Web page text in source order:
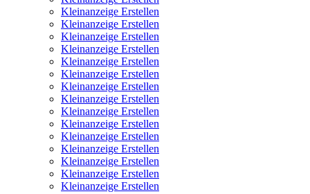
Kleinanzeige Erstellen
Kleinanzeige Erstellen
Kleinanzeige Erstellen
Kleinanzeige Erstellen
Kleinanzeige Erstellen
Kleinanzeige Erstellen
Kleinanzeige Erstellen
Kleinanzeige Erstellen
Kleinanzeige Erstellen
Kleinanzeige Erstellen
Kleinanzeige Erstellen
Kleinanzeige Erstellen
Kleinanzeige Erstellen
Kleinanzeige Erstellen
Kleinanzeige Erstellen